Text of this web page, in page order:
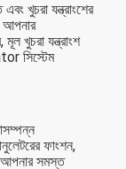
খুচরা যন্ত্রাংশের
আপনার
খুচরা যন্ত্রাংশ
সিস্টেম
ফাংশন,
আপনার সমস্ত